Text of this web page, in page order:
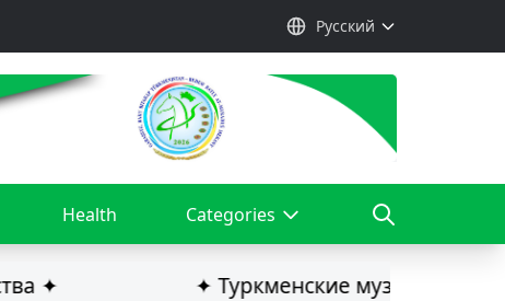
Русский
Health Categories
✦ Туркменские музыканты стали